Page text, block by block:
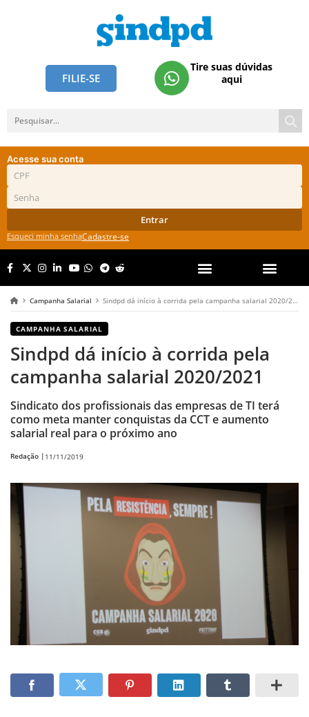
FILIE-SE
Tire suas dúvidas
aqui
Acesse sua conta
Entrar
Esqueci minha senhaCadastre-se
Campanha Salarial Sindpd dá início à corrida pela campanha salarial 2020/2021
CAMPANHA SALARIAL
Sindpd dá início à corrida pela
campanha salarial 2020/2021
Sindicato dos profissionais das empresas de TI terá
como meta manter conquistas da CCT e aumento
salarial real para o próximo ano
Redação | 11/11/2019